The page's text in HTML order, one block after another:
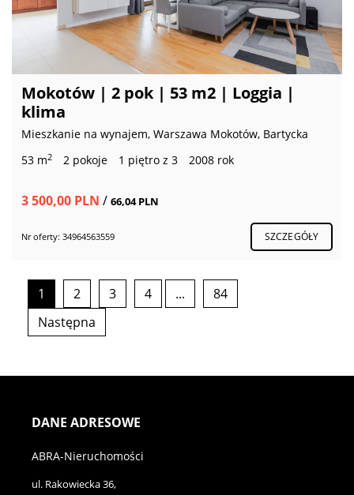
Mokotów | 2 pok | 53 m2 | Loggia |
klima
Mieszkanie na wynajem, Warszawa Mokotów, Bartycka
53 m2 2 pokoje 1 piętro z 3 2008 rok
3 500,00 PLN / 66,04 PLN
Nr oferty: 34964563559 SZCZEGÓŁY
1 2 3 4 ...
84
Następna
DANE ADRESOWE
ABRA-Nieruchomości
ul. Rakowiecka 36,